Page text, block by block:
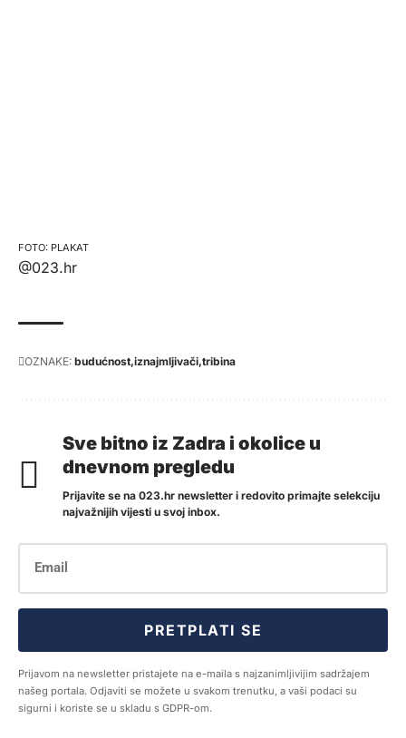
PLAKAT
@023.hr
OZNAKE: budućnost iznajmljivači tribina
Sve bitno iz Zadra i okolice u
dnevnom pregledu
Prijavite se na 023.hr newsletter i redovito primajte selekciju
najvažnijih vijesti u svoj inbox.
PRETPLATI SE
Prijavom na newsletter pristajete na e-maila s najzanimljivijim sadržajem
našeg portala. Odjaviti se možete u svakom trenutku, a vaši podaci su
sigurni i koriste se u skladu s GDPR-om.